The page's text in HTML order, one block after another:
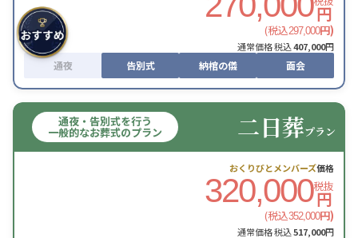
円
(税込297,000円)
通常価格 税込407,000円
通夜 告別式 納棺の儀 面会
通夜・告別式を行う
一般的なお葬式のプラン 二日葬プラン
おくりびとメンバーズ価格
320,000税抜
円
(税込352,000円)
通常価格 税込517,000円